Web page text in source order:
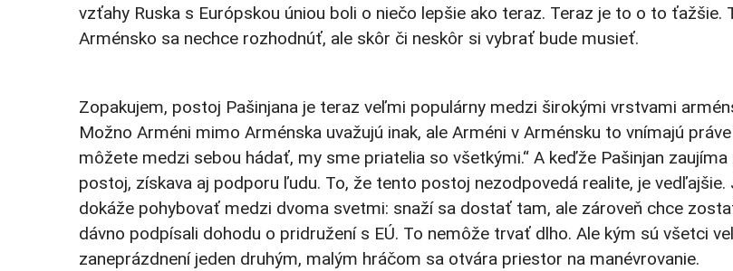
vzťahy Ruska s Európskou úniou boli o niečo lepšie ako teraz. Teraz je to o to ťažšie.
Arménsko sa nechce rozhodnúť, ale skôr či neskôr si vybrať bude musieť.
Zopakujem, postoj Pašinjana je teraz veľmi populárny medzi širokými vrstvami
Možno Arméni mimo Arménska uvažujú inak, ale Arméni v Arménsku to vnímajú
môžete medzi sebou hádať, my sme priatelia so všetkými.“ A keďže Pašinjan zaujíma
postoj, získava aj podporu ľudu. To, že tento postoj nezodpovedá realite, je
dokáže pohybovať medzi dvoma svetmi: snaží sa dostať tam, ale zároveň chce
dávno podpísali dohodu o pridružení s EÚ. To nemôže trvať dlho. Ale kým sú všetci
zaneprázdnení jeden druhým, malým hráčom sa otvára priestor na manévrovanie.